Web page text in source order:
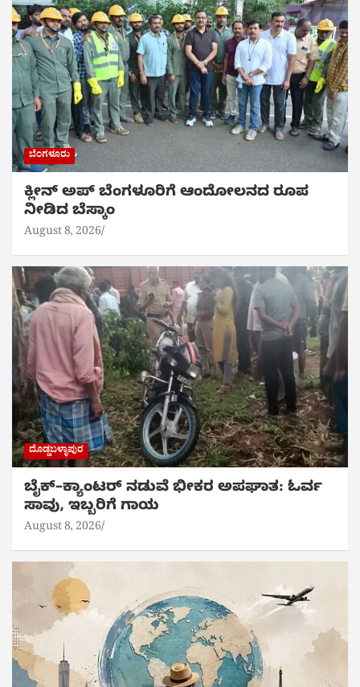
ಬೆಂಗಳೂರು
ಕ್ಲೀನ್ ಅಪ್ ಬೆಂಗಳೂರಿಗೆ ಆಂದೋಲನದ ರೂಪ
ನೀಡಿದ ಬೆಸ್ಕಾಂ
August 8, 2026
ದೊಡ್ಡಬಳ್ಳಾಪುರ
ಬೈಕ್‌–ಕ್ಯಾಂಟರ್ ನಡುವೆ ಭೀಕರ ಅಪಘಾತ: ಓರ್ವ
ಸಾವು, ಇಬ್ಬರಿಗೆ ಗಾಯ
August 8, 2026